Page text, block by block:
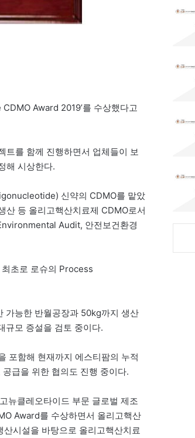
Award 2019’를 수상했다고
트를 함께 진행하면서 업체들이 보
해 시상한다.
신약의 CDMO를 맡았
산 등 올리고핵산치료제 CDMO로서
Audit, 안전보건환경
초로 로슈의 Process
가능한 반월공장과 50kg까지 생산
규모 증설을 검토 중이다.
포함해 현재까지 에스티팜의 누적
급을 위한 협의도 진행 중이다.
뉴클레오타이드 부문 글로벌 제조
Award를 수상하면서 올리고핵산
시설을 바탕으로 올리고핵산치료